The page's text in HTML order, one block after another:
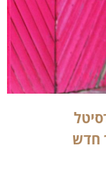
חדש